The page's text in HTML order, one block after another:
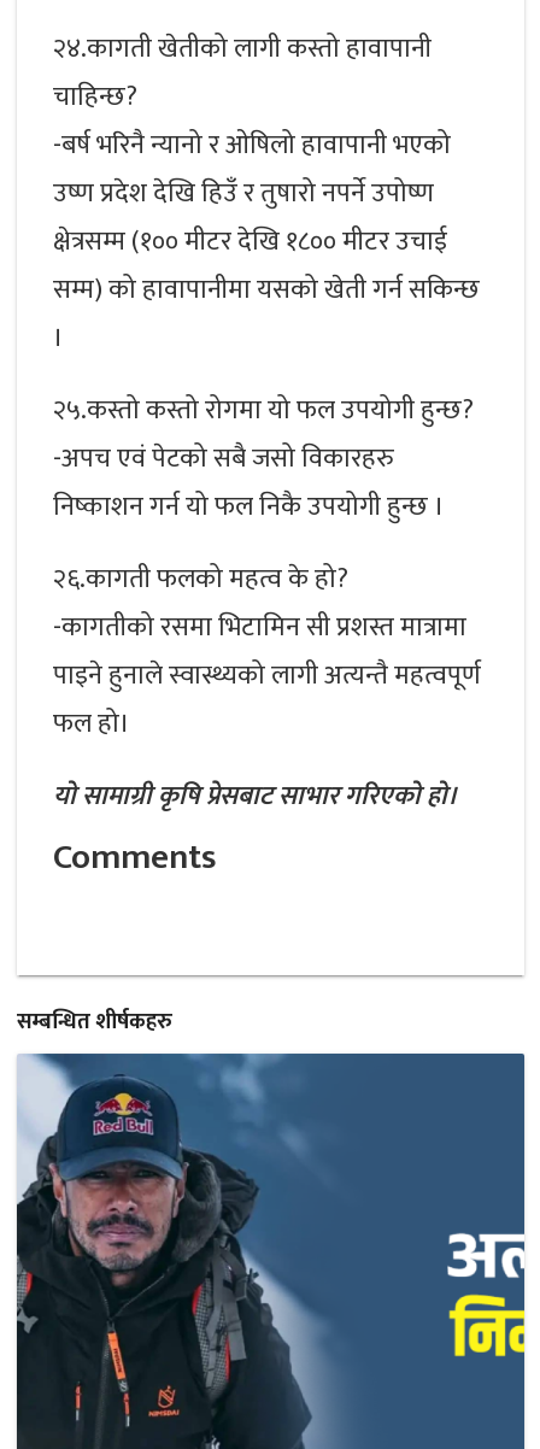
२४.कागती खेतीको लागी कस्तो हावापानी
चाहिन्छ?
-बर्ष भरिनै न्यानो र ओषिलो हावापानी भएको
उष्ण प्रदेश देखि हिउँ र तुषारो नपर्ने उपोष्ण
क्षेत्रसम्म (१०० मीटर देखि १८०० मीटर उचाई
सम्म) को हावापानीमा यसको खेती गर्न सकिन्छ
।
२५.कस्तो कस्तो रोगमा यो फल उपयोगी हुन्छ?
-अपच एवं पेटको सबै जसो विकारहरु
निष्काशन गर्न यो फल निकै उपयोगी हुन्छ ।
२६.कागती फलको महत्व के हो?
-कागतीको रसमा भिटामिन सी प्रशस्त मात्रामा
पाइने हुनाले स्वास्थ्यको लागी अत्यन्तै महत्वपूर्ण
फल हो।
यो सामाग्री कृषि प्रेसबाट साभार गरिएको हो।
Comments
सम्बन्धित शीर्षकहरु